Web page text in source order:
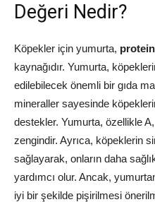
Değeri Nedir?
Köpekler için yumurta, protein
kaynağıdır. Yumurta,
edilebilecek önemli bir gıda
mineraller sayesinde
destekler. Yumurta, özellikle
zengindir. Ayrıca, köpeklerin
sağlayarak, onların daha
yardımcı olur. Ancak,
iyi bir şekilde pişirilmesi